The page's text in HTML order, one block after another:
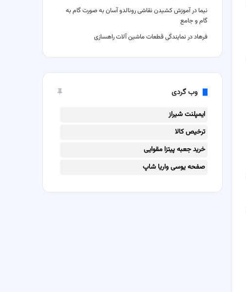
نیما درآموزش کشیدن نقاشی رونالدو آسان به صورت گام به
گام و جامع
فرهاددر نمایندگی قطعات ماشین آلات راهسازی
وب گردی
ایمپلنت شیراز
ترخیص کالا
خرید جعبه پیتزا مقوایی
صفحه یوسی واریا شاپ